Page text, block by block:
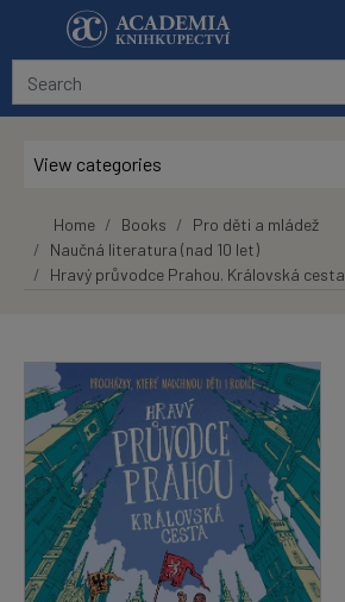
Skip to main content
View categories
Home Books
Pro děti a mládež
Naučná literatura (nad 10 let)
Hravý průvodce Prahou. Královská cesta